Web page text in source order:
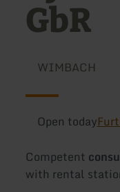
GbR
WIMBACH
Open today
Competent
with rental